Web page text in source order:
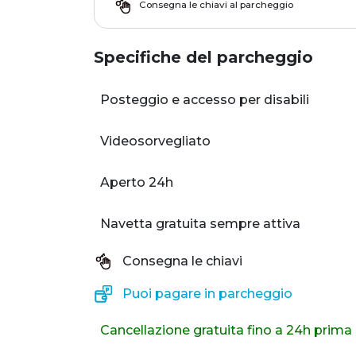
Consegna le chiavi al parcheggio
Specifiche del parcheggio
Posteggio e accesso per disabili
Videosorvegliato
Aperto 24h
Navetta gratuita sempre attiva
Consegna le chiavi
Puoi pagare in parcheggio
Cancellazione gratuita fino a 24h prima